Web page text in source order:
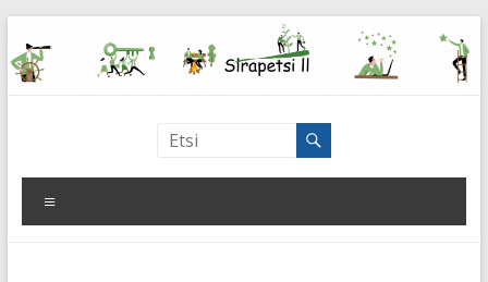
to
content
Strapetsi
Strategisen
pedagogisen